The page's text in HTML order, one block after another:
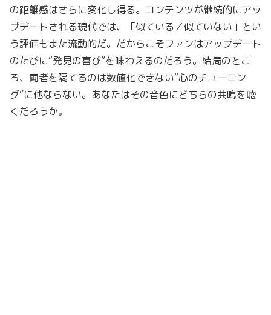
の距離感はさらに変化し得る。コンテンツが継続的にアッ
プデートされる現代では、「似ている／似ていない」とい
う評価もまた流動的だ。だからこそファンはアップデート
のたびに“発見の喜び”を味わえるのだろう。結局のとこ
ろ、両者を隔てるのは数値化できない“心のチューニン
グ”に他ならない。あなたはその音色にどちらの共鳴を聴
くだろうか。